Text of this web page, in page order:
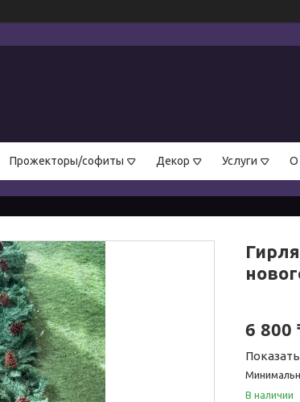
Прожекторы/софиты Декор Услуги О
6 800
В наличии